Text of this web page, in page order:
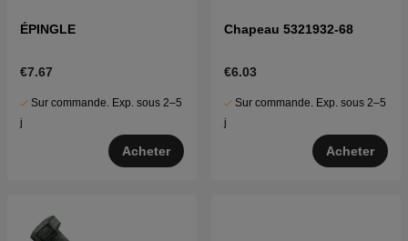
ÉPINGLE
€7.67
Sur commande. Exp. sous 2–5
j
Acheter
Chapeau 5321932-68
€6.03
Sur commande. Exp. sous 2–5
j
Acheter